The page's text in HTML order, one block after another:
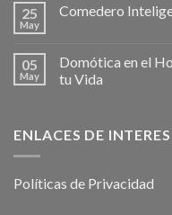
25
May
Comedero
05
May
Domótica en el
tu Vida
ENLACES DE INTERES
Políticas de Privacidad